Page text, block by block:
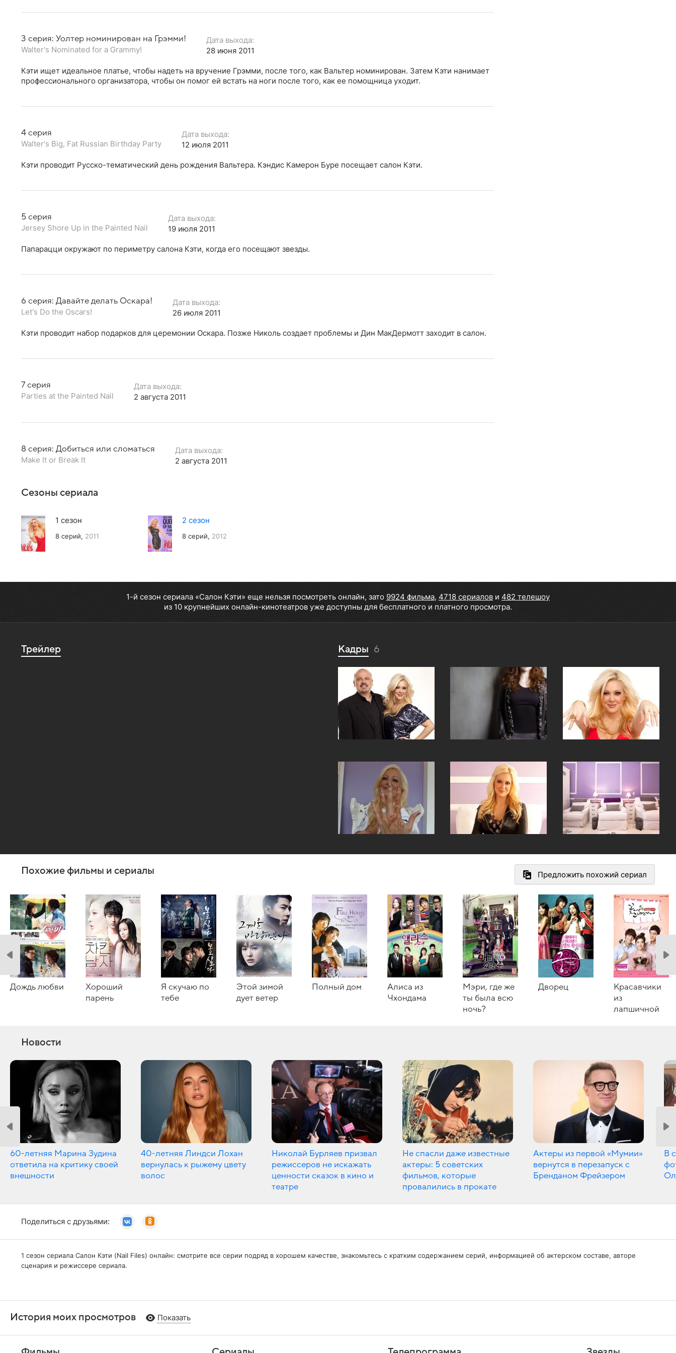
3 серия: Уолтер номинирован на Грэмми!
Walter's Nominated for a Grammy!
Дата выхода:
28 июня 2011
Кэти ищет идеальное платье, чтобы надеть на вручение Грэмми, после того, как Вальтер номинирован. Затем Кэти нанимает
профессионального организатора, чтобы он помог ей встать на ноги после того, как ее помощница уходит.
4 серия
Walter's Big, Fat Russian Birthday Party
Дата выхода:
12 июля 2011
Кэти проводит Русско-тематический день рождения Вальтера. Кэндис Камерон Буре посещает салон Кэти.
5 серия
Jersey Shore Up in the Painted Nail
Дата выхода:
19 июля 2011
Папарацци окружают по периметру салона Кэти, когда его посещают звезды.
6 серия: Давайте делать Оскара!
Let's Do the Oscars!
Дата выхода:
26 июля 2011
Кэти проводит набор подарков для церемонии Оскара. Позже Николь создает проблемы и Дин МакДермотт заходит в салон.
7 серия
Parties at the Painted Nail
Дата выхода:
2 августа 2011
8 серия: Добиться или сломаться
Make It or Break It
Дата выхода:
2 августа 2011
Сезоны сериала
1 сезон
8 серий, 2011
2 сезон
8 серий, 2012
1-й сезон сериала «Салон Кэти» еще нельзя посмотреть онлайн, зато 9924 фильма, 4718 сериалов и 482 телешоу
из 10 крупнейших онлайн-кинотеатров уже доступны для бесплатного и платного просмотра.
Трейлер Кадры 6
Предложить похожий сериал
Похожие фильмы и сериалы
Дождь любви
Хороший
парень
Я скучаю по
тебе
Этой зимой
дует ветер
Полный дом
Алиса из
Чхондама
Мэри, где же
ты была всю
ночь?
Дворец
Красавчики
из
лапшичной
Новости
60-летняя Марина Зудина
ответила на критику своей
внешности
40-летняя Линдси Лохан
вернулась к рыжему цвету
волос
Николай Бурляев призвал
режиссеров не искажать
ценности сказок в кино и
театре
Не спасли даже известные
актеры: 5 советских
фильмов, которые
провалились в прокате
Актеры из первой «Мумии»
вернутся в перезапуск с
Бренданом Фрейзером
В
Поделиться с друзьями:
1 сезон сериала Салон Кэти (Nail Files) онлайн: смотрите все серии подряд в хорошем качестве, знакомьтесь с кратким содержанием серий, информацией об актерском составе, авторе
сценария и режиссере сериала.
История моих просмотров Показать